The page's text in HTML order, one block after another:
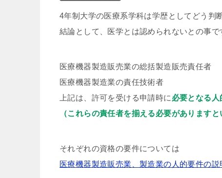
4年制大学の医療系学科は学歴としてどう判
結論として、医学とは認められないとの事で
医療機器製造販売業の総括製造販売責任者
医療機器製造業の責任技術者
上記は、許可を受ける申請時に 必要となる
（これらの責任者を揃える必要がありますと
それぞれの資格の要件については
医療機器製造販売業、製造業の人的要件の説